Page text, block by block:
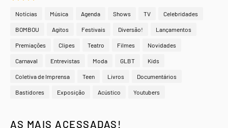
Notícias Música Agenda Shows TV Celebridades
BOMBOU Agitos Festivais Diversão! Lançamentos
Premiações Clipes Teatro Filmes Novidades
Carnaval Entrevistas Moda GLBT Kids
Coletiva de Imprensa Teen Livros Documentários
Bastidores Exposição Acústico Youtubers
AS MAIS ACESSADAS!